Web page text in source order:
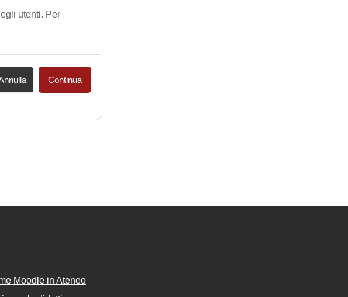
utenti. Per
Continua
Moodle in Ateneo